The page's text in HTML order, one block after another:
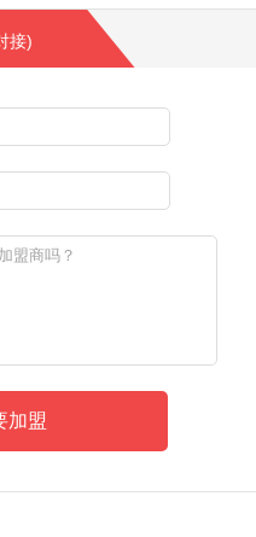
接)